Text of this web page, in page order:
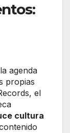
agenda
propias
el
cultura